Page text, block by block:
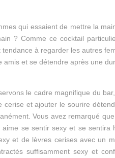
qui essaient de mettre la
? Comme ce cocktail
à regarder les autres
et se détendre après une
le cadre magnifique du
et ajouter le sourire
Vous avez remarqué
se sentir sexy et se
et de lèvres cerises avec un
suffisamment sexy et